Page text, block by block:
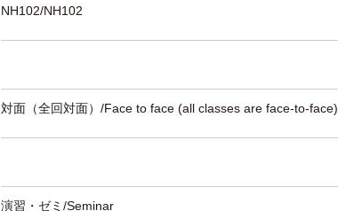
NH102/NH102
対面（全回対面）/Face to face (all classes are face-to-face)
演習・ゼミ/Seminar